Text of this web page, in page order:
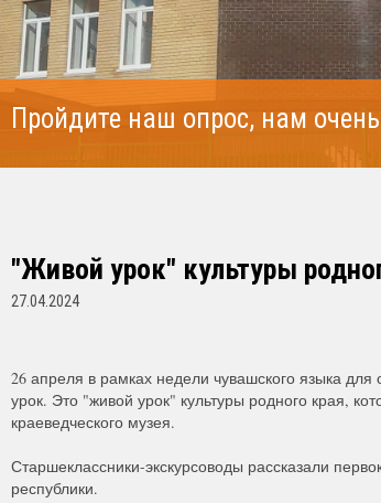
Пройдите наш опрос, нам
"Живой урок" культуры
27.04.2024
26 апреля в рамках недели чувашского языка
урок. Это "живой урок" культуры родного края,
краеведческого музея.
Старшеклассники-экскурсоводы рассказали
республики.